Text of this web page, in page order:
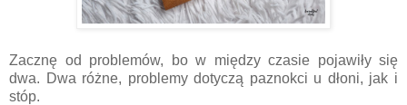
Zacznę od problemów, bo w między czasie pojawiły się
dwa. Dwa różne, problemy dotyczą paznokci u dłoni, jak i
stóp.